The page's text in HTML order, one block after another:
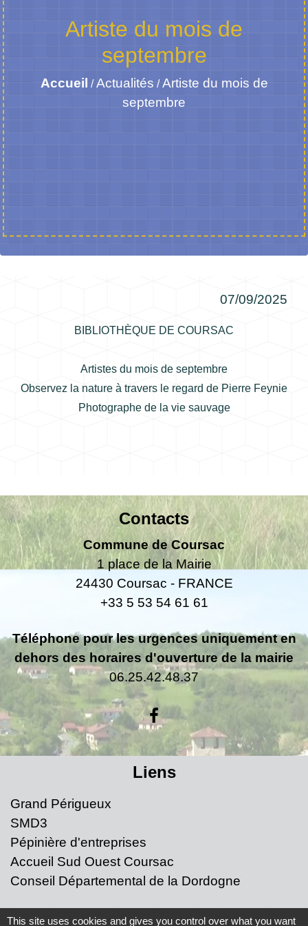
Artiste du mois de
septembre
Accueil /Actualités /Artiste du mois de
septembre
07/09/2025
BIBLIOTHÈQUE DE COURSAC
Artistes du mois de septembre
Observez la nature à travers le regard de Pierre Feynie
Photographe de la vie sauvage
Contacts
Commune de Coursac
1 place de la Mairie
24430 Coursac - FRANCE
+33 5 53 54 61 61
Téléphone pour les urgences uniquement en
dehors des horaires d'ouverture de la mairie
06.25.42.48.37
Liens
Grand Périgueux
SMD3
Pépinière d'entreprises
Accueil Sud Ouest Coursac
Conseil Départemental de la Dordogne
Jumelage
This site uses cookies and gives you control over what you want